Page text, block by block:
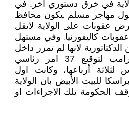
في خرق دستوري آخر. في
مهاجر مسلم ليكون محافظ
عقوبات على الولاية لاتقل
كاليفورنيا. وفي مستهل
لانها لم تمرر داخل
الكونغرس مما حدا بترامب لتوقيع 37 امر رئاسي
أرباعها، وكانت اول
للبيت الأبيض بان الولاية
الحكومة تلك الاجراءات او